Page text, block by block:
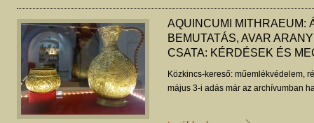
végeredményben totális káoszba
temetkezését nem sikerült
adó ferences templom helye sem
viszont valószínűleg fennmaradt.
AQUINCUMI MITHRAEUM:
BEMUTATÁS, AVAR
CSATA: KÉRDÉSEK ÉS
Közkincs-kereső: műemlékvédelem,
május 3-i adás már az archívumban